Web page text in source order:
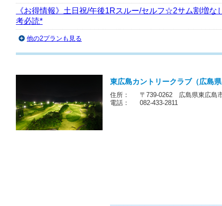
《お得情報》土日祝/午後1Rスルー/セルフ☆2サム割増
考必読*
他の2プランも見る
東広島カントリークラブ（広島
住所：
〒739-0262 広島県東広島
電話：
082-433-2811